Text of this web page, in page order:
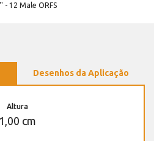
- 12 Male ORFS
Desenhos da Aplicação
Altura
1,00 cm